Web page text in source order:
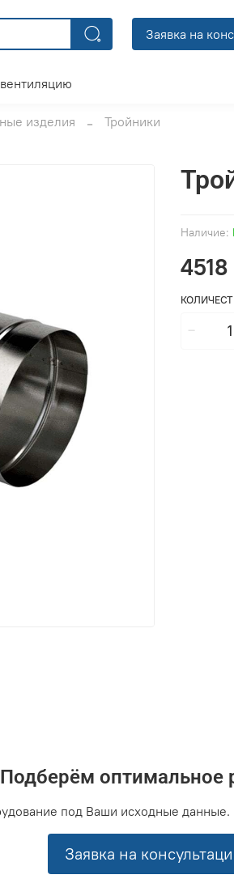
Заявка на
изделия Тройники
Наличие:
Подберём оптимальное
под Ваши исходные
Заявка на